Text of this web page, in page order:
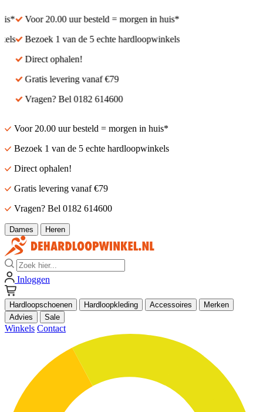
Voor 20.00 uur besteld = morgen in huis*
Bezoek 1 van de 5 echte hardloopwinkels
Direct ophalen!
Gratis levering vanaf €79
Vragen? Bel 0182 614600
Voor 20.00 uur besteld = morgen in huis*
Bezoek 1 van de 5 echte hardloopwinkels
Direct ophalen!
Gratis levering vanaf €79
Vragen? Bel 0182 614600
Dames Heren
Zoek
Inloggen
Hardloopschoenen Hardloopkleding Accessoires
Merken
Advies
Sale
Winkels Contact